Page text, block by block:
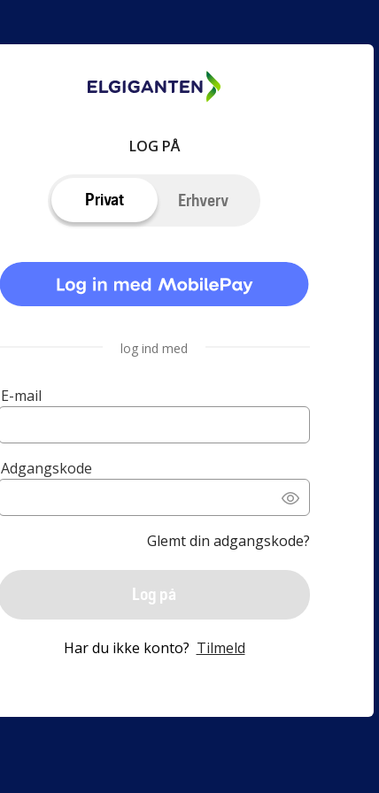
LOG PÅ
Privat Erhverv
log ind med
E-mail
Adgangskode
Glemt din adgangskode?
Log på
Har du ikke konto? Tilmeld